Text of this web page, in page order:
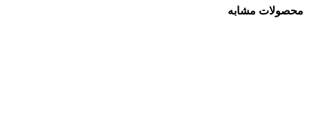
محصولات مشابه